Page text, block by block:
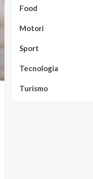
Food
Motori
Sport
Tecnologia
Turismo